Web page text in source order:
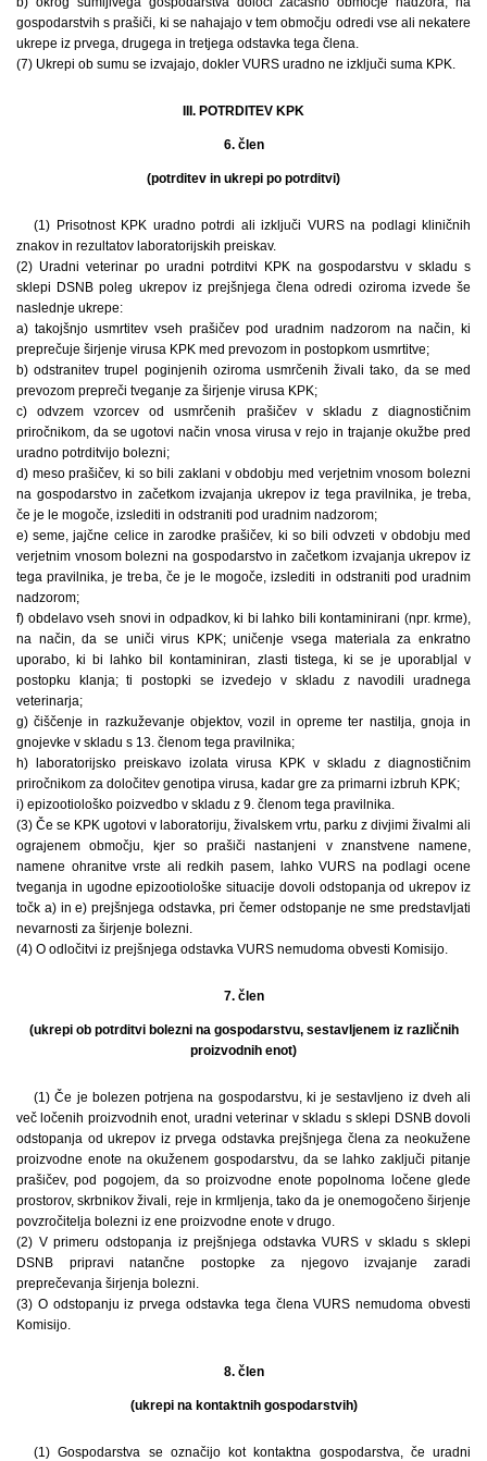
gospodarstvih s prašiči, ki se nahajajo v tem območju odredi vse ali nekatere
ukrepe iz prvega, drugega in tretjega odstavka tega člena.
(7) Ukrepi ob sumu se izvajajo, dokler VURS uradno ne izključi suma KPK.
III. POTRDITEV KPK
6. člen
(potrditev in ukrepi po potrditvi)
(1) Prisotnost KPK uradno potrdi ali izključi VURS na podlagi kliničnih
znakov in rezultatov laboratorijskih preiskav.
(2) Uradni veterinar po uradni potrditvi KPK na gospodarstvu v skladu s
sklepi DSNB poleg ukrepov iz prejšnjega člena odredi oziroma izvede še
naslednje ukrepe:
a) takojšnjo usmrtitev vseh prašičev pod uradnim nadzorom na način, ki
preprečuje širjenje virusa KPK med prevozom in postopkom usmrtitve;
b) odstranitev trupel poginjenih oziroma usmrčenih živali tako, da se med
prevozom prepreči tveganje za širjenje virusa KPK;
c) odvzem vzorcev od usmrčenih prašičev v skladu z diagnostičnim
priročnikom, da se ugotovi način vnosa virusa v rejo in trajanje okužbe pred
uradno potrditvijo bolezni;
d) meso prašičev, ki so bili zaklani v obdobju med verjetnim vnosom bolezni
na gospodarstvo in začetkom izvajanja ukrepov iz tega pravilnika, je treba,
če je le mogoče, izslediti in odstraniti pod uradnim nadzorom;
e) seme, jajčne celice in zarodke prašičev, ki so bili odvzeti v obdobju med
verjetnim vnosom bolezni na gospodarstvo in začetkom izvajanja ukrepov iz
tega pravilnika, je treba, če je le mogoče, izslediti in odstraniti pod uradnim
nadzorom;
f) obdelavo vseh snovi in odpadkov, ki bi lahko bili kontaminirani (npr. krme),
na način, da se uniči virus KPK; uničenje vsega materiala za enkratno
uporabo, ki bi lahko bil kontaminiran, zlasti tistega, ki se je uporabljal v
postopku klanja; ti postopki se izvedejo v skladu z navodili uradnega
veterinarja;
g) čiščenje in razkuževanje objektov, vozil in opreme ter nastilja, gnoja in
gnojevke v skladu s 13. členom tega pravilnika;
h) laboratorijsko preiskavo izolata virusa KPK v skladu z diagnostičnim
priročnikom za določitev genotipa virusa, kadar gre za primarni izbruh KPK;
i) epizootiološko poizvedbo v skladu z 9. členom tega pravilnika.
(3) Če se KPK ugotovi v laboratoriju, živalskem vrtu, parku z divjimi živalmi ali
ograjenem območju, kjer so prašiči nastanjeni v znanstvene namene,
namene ohranitve vrste ali redkih pasem, lahko VURS na podlagi ocene
tveganja in ugodne epizootiološke situacije dovoli odstopanja od ukrepov iz
točk a) in e) prejšnjega odstavka, pri čemer odstopanje ne sme predstavljati
nevarnosti za širjenje bolezni.
(4) O odločitvi iz prejšnjega odstavka VURS nemudoma obvesti Komisijo.
7. člen
(ukrepi ob potrditvi bolezni na gospodarstvu, sestavljenem iz različnih
proizvodnih enot)
(1) Če je bolezen potrjena na gospodarstvu, ki je sestavljeno iz dveh ali
več ločenih proizvodnih enot, uradni veterinar v skladu s sklepi DSNB dovoli
odstopanja od ukrepov iz prvega odstavka prejšnjega člena za neokužene
proizvodne enote na okuženem gospodarstvu, da se lahko zaključi pitanje
prašičev, pod pogojem, da so proizvodne enote popolnoma ločene glede
prostorov, skrbnikov živali, reje in krmljenja, tako da je onemogočeno širjenje
povzročitelja bolezni iz ene proizvodne enote v drugo.
(2) V primeru odstopanja iz prejšnjega odstavka VURS v skladu s sklepi
DSNB pripravi natančne postopke za njegovo izvajanje zaradi
preprečevanja širjenja bolezni.
(3) O odstopanju iz prvega odstavka tega člena VURS nemudoma obvesti
Komisijo.
8. člen
(ukrepi na kontaktnih gospodarstvih)
(1) Gospodarstva se označijo kot kontaktna gospodarstva, če uradni